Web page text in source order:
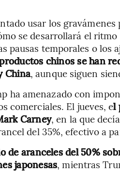
usar los gravámenes
se desarrollará el
pausas temporales o los
chinos se han
China, aunque siguen
ha amenazado con
comerciales. El jueves, el
Carney, en la que
del 35%, efectivo a
de aranceles del 50%
japonesas, mientras